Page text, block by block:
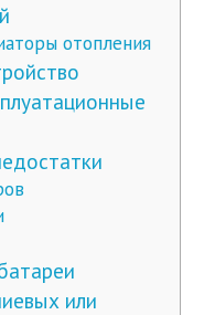
отопления
или